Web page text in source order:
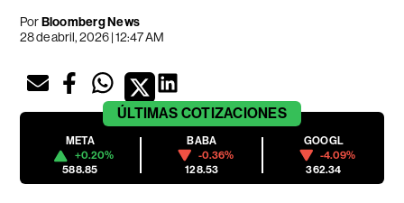
PorBloomberg News
28 de abril, 2026 | 12:47 AM
ÚLTIMAS COTIZACIONES
META
+0.20%
588.85
BABA
-0.36%
128.53
GOOGL
-4.09%
362.34